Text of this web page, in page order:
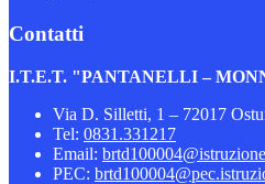
Contatti
I.T.E.T. "PANTANELLI –
Via D. Silletti, 1 – 72017
Tel: 0831.331217
Email:
PEC: